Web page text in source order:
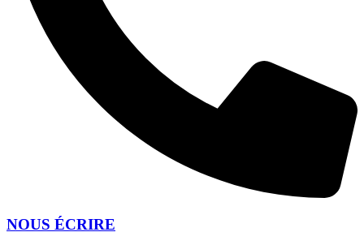
NOUS ÉCRIRE